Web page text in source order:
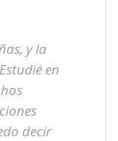
y la
en
decir